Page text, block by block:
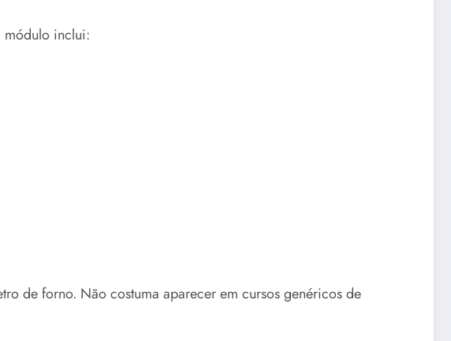
módulo inclui:
de forno. Não costuma aparecer em cursos genéricos de